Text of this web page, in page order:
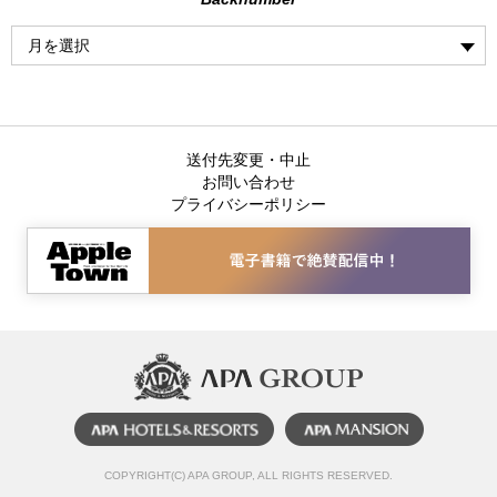
送付先変更・中止
お問い合わせ
プライバシーポリシー
COPYRIGHT(C) APA GROUP, ALL RIGHTS RESERVED.